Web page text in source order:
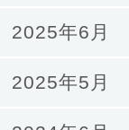
2025年6月
2025年5月